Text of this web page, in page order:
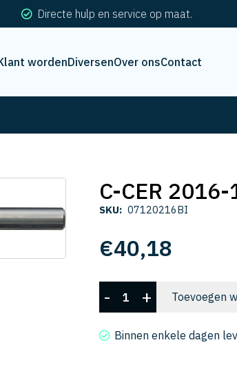
Directe hulp en service op maat.
wordenDiversenOver onsContact
C-CER 2016-
SKU: 07120216BI
€40,18
CER
2016-
- + Toevoegen
Binnen enkele dagen